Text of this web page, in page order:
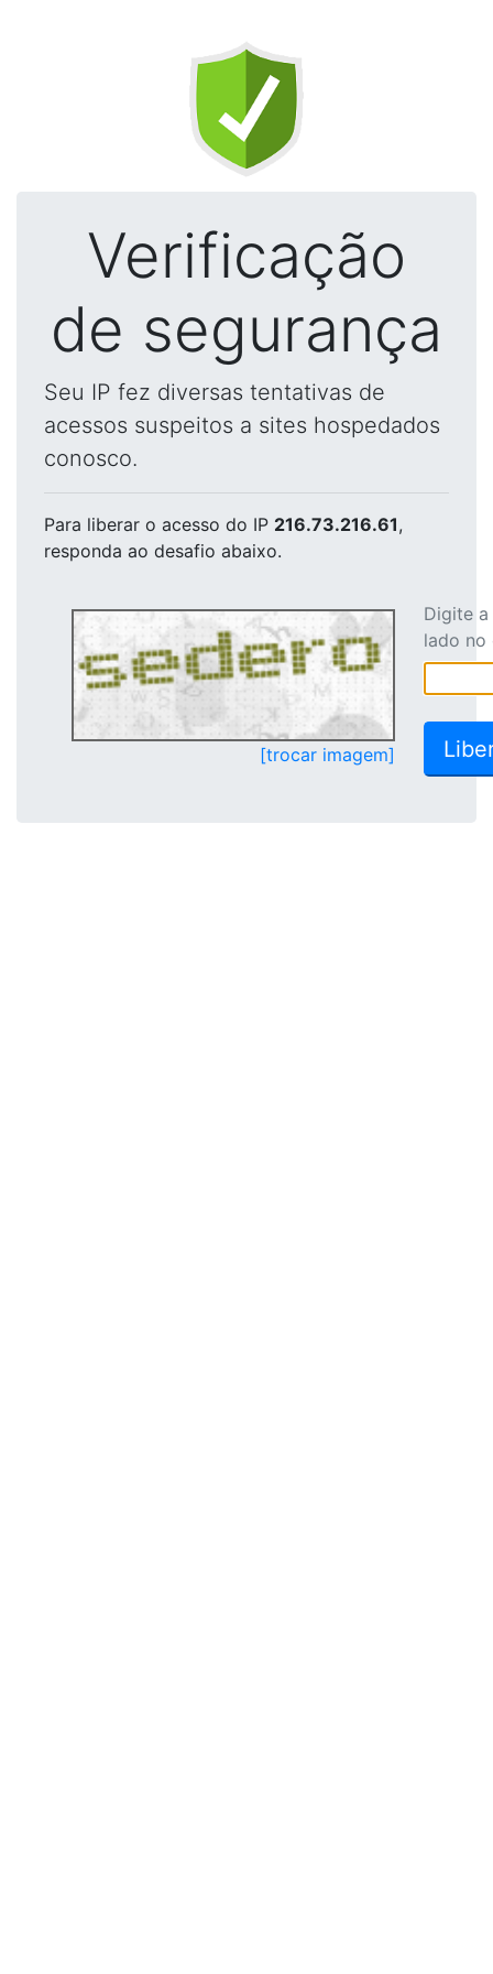
Verificação
de segurança
Seu IP fez diversas tentativas de
acessos suspeitos a sites hospedados
conosco.
Para liberar o acesso do IP 216.73.216.61,
responda ao desafio abaixo.
[trocar imagem]
Digite
lado no